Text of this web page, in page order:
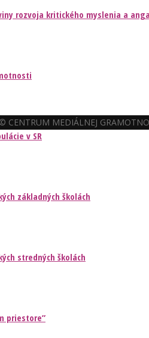
rozvoja kritického myslenia a
v SR
základných školách
stredných školách
priestore”
© CENTRUM MEDIÁLNEJ